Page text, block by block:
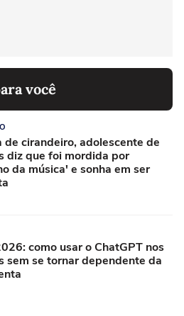
você
de cirandeiro, adolescente de
diz que foi mordida por
da música' e sonha em ser
como usar o ChatGPT nos
sem se tornar dependente da